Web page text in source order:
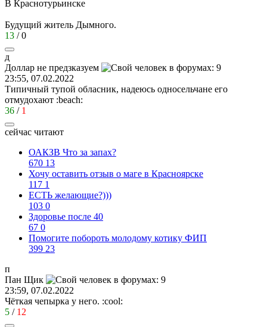
В Краснотурьинске
Будущий житель Дымного.
13 /0
д
Доллар не предзказуем
23:55, 07.02.2022
Типичный тупой обласник, надеюсь односельчане его
отмудохают :beach:
36 / 1
сейчас читают
ОАКЗВ Что за запах?
670 13
Хочу оставить отзыв о маге в Красноярске
117 1
ЕСТЬ желающие?)))
103 0
Здоровье после 40
67 0
Помогите побороть молодому котику ФИП
399 23
п
Пан Щик
23:59, 07.02.2022
Чёткая чепырка у него. :cool:
5 / 12